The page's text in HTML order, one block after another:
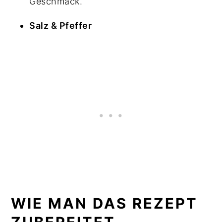
Salz & Pfeffer
WIE MAN DAS REZEPT